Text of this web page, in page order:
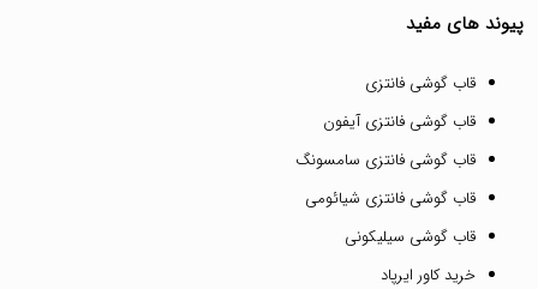
پیوند های مفید
قاب گوشی فانتزی
قاب گوشی فانتزی آیفون
قاب گوشی فانتزی سامسونگ
قاب گوشی فانتزی شیائومی
قاب گوشی سیلیکونی
خرید کاور ایرپاد